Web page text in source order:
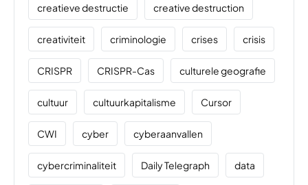
creatieve destructie creative destruction
creativiteit criminologie crises crisis
CRISPR CRISPR-Cas culturele geografie
cultuur cultuurkapitalisme Cursor
CWI cyber cyberaanvallen
cybercriminaliteit Daily Telegraph data